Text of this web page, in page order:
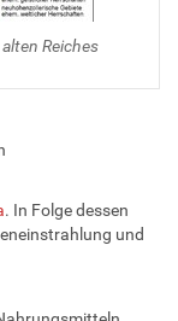
Reiches
. In Folge dessen
und